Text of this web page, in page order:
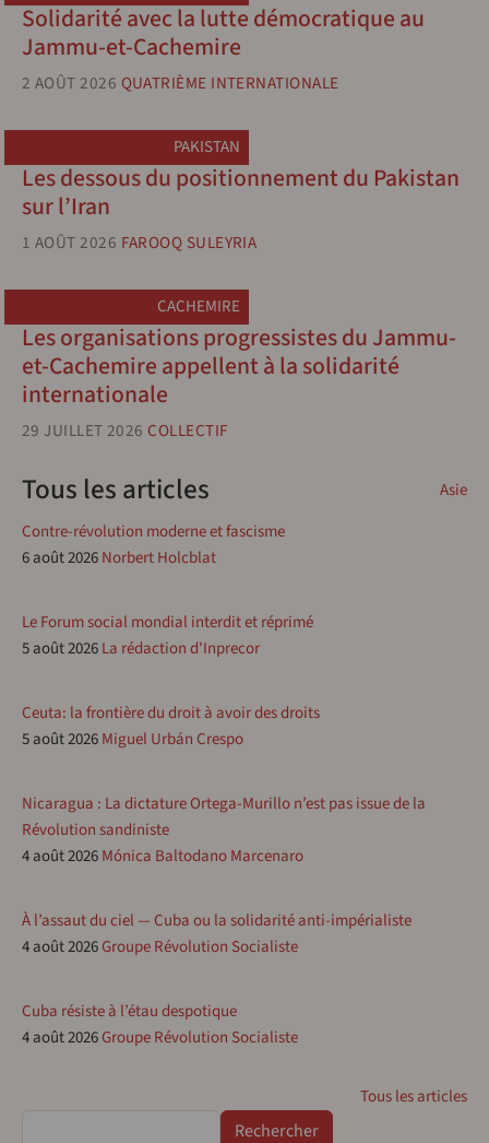
Solidarité avec la lutte démocratique au
Jammu-et-Cachemire
2 AOÛT 2026 QUATRIÈME INTERNATIONALE
PAKISTAN
Les dessous du positionnement du Pakistan
sur l’Iran
1 AOÛT 2026 FAROOQ SULEYRIA
CACHEMIRE
Les organisations progressistes du Jammu-
et-Cachemire appellent à la solidarité
internationale
29 JUILLET 2026 COLLECTIF
Asie
Tous les articles
Contre-révolution moderne et fascisme
6 août 2026Norbert Holcblat
Le Forum social mondial interdit et réprimé
5 août 2026La rédaction d'Inprecor
Ceuta: la frontière du droit à avoir des droits
5 août 2026Miguel Urbán Crespo
Nicaragua : La dictature Ortega-Murillo n’est pas issue de la
Révolution sandiniste
4 août 2026Mónica Baltodano Marcenaro
À l’assaut du ciel — Cuba ou la solidarité anti-impérialiste
4 août 2026Groupe Révolution Socialiste
Cuba résiste à l’étau despotique
4 août 2026Groupe Révolution Socialiste
Tous les articles